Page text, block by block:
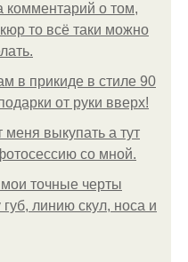
комментарий о том,
то всё таки можно
в прикиде в стиле 90
от руки вверх!
меня выкупать а тут
со мной.
точные черты
линию скул, носа и